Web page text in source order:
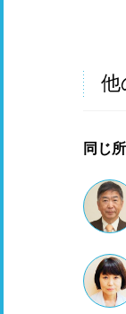
他
同じ